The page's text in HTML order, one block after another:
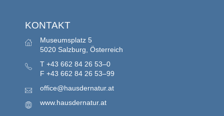
KONTAKT
Museumsplatz 5
5020 Salzburg, Österreich
T +43 662 84 26 53–0
F +43 662 84 26 53–99
office@hausdernatur.at
www.hausdernatur.at